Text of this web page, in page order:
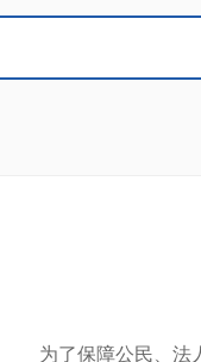
为了保障公民、法人